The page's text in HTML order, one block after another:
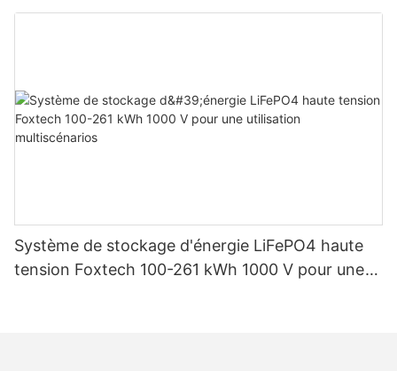
d'énergie solaire domestique
Système de stockage d'énergie LiFePO4 haute
tension Foxtech 100-261 kWh 1000 V pour une